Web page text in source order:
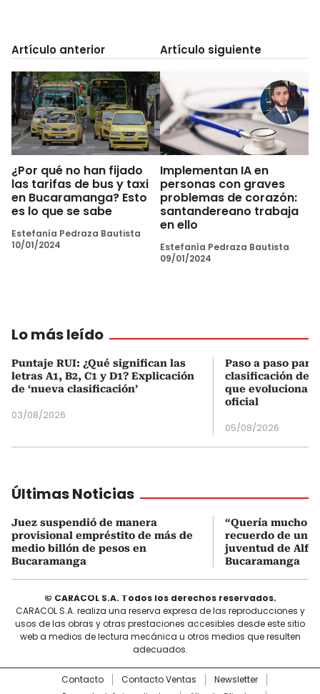
Artículo anterior
¿Por qué no han fijado
las tarifas de bus y taxi
en Bucaramanga? Esto
es lo que se sabe
Estefanía Pedraza Bautista
10/01/2024
Artículo siguiente
Implementan IA en
personas con graves
problemas de corazón:
santandereano trabaja
en ello
Estefanía Pedraza Bautista
09/01/2024
Lo más leído
Puntaje RUI: ¿Qué significan las
letras A1, B2, C1 y D1? Explicación
de ‘nueva clasificación’
03/08/2026
Paso a paso
clasificación del
que evoluciona
oficial
05/08/2026
Últimas Noticias
Juez suspendió de manera
provisional empréstito de más de
medio billón de pesos en
Bucaramanga
“Quería mucho
recuerdo de un
juventud de
Bucaramanga
© CARACOL S.A. Todos los derechos reservados.
CARACOL S.A. realiza una reserva expresa de las reproducciones y
usos de las obras y otras prestaciones accesibles desde este sitio
web a medios de lectura mecánica u otros medios que resulten
adecuados.
Contacto Contacto Ventas
Newsletter